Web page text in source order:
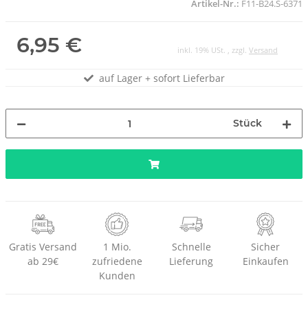
Artikel-Nr.: F11-B24.S-6371
6,95 € inkl. 19% USt. , zzgl. Versand
auf Lager + sofort Lieferbar
Stück
Gratis Versand
ab 29€
1 Mio.
zufriedene
Kunden
Schnelle
Lieferung
Sicher
Einkaufen